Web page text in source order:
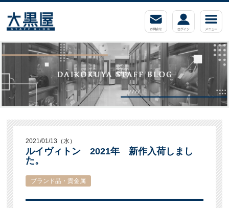
2021/01/13（水）
ルイヴィトン 2021年 新作入荷しまし
た。
ブランド品・貴金属